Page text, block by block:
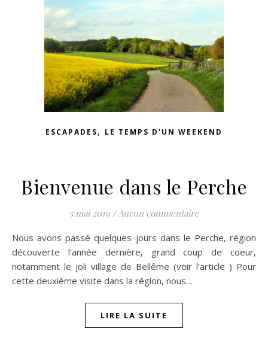
ESCAPADES, LE TEMPS D'UN WEEKEND
Bienvenue dans le Perche
5 mai 2019 /Aucun commentaire
Nous avons passé quelques jours dans le Perche, région
découverte l’année dernière, grand coup de coeur,
notamment le joli village de Bellême (voir l’article ) Pour
cette deuxième visite dans la région, nous…
LIRE LA SUITE